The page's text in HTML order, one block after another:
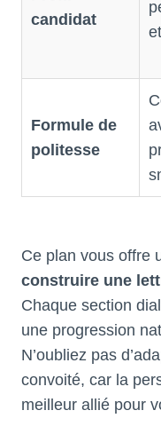
candidat
Formule de
politesse
Ce plan vous offre
construire une
Chaque section
une progression
N’oubliez pas
convoité, car la
meilleur allié pour